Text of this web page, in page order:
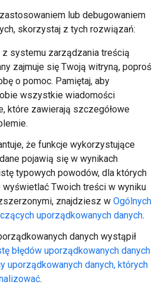
lub debugowaniem
skorzystaj z tych rozwiązań:
systemu zarządzania treścią
zajmuje się Twoją witryną, poproś
o pomoc. Pamiętaj, aby
wszystkie wiadomości
które zawierają szczegółowe
że funkcje wykorzystujące
pojawią się w wynikach
typowych powodów, dla których
wyświetlać Twoich treści w wyniku
znajdziesz w Ogólnych
uporządkowanych danych.
danych wystąpił
błędów uporządkowanych danych
uporządkowanych danych, których
.